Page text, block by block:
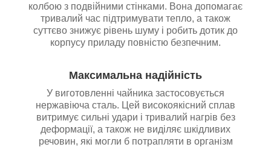
колбою з подвійними стінками. Вона допомагає
тривалий час підтримувати тепло, а також
суттєво знижує рівень шуму і робить дотик до
корпусу приладу повністю безпечним.
Максимальна надійність
У виготовленні чайника застосовується
нержавіюча сталь. Цей високоякісний сплав
витримує сильні удари і тривалий нагрів без
деформації, а також не виділяє шкідливих
речовин, які могли б потрапляти в організм